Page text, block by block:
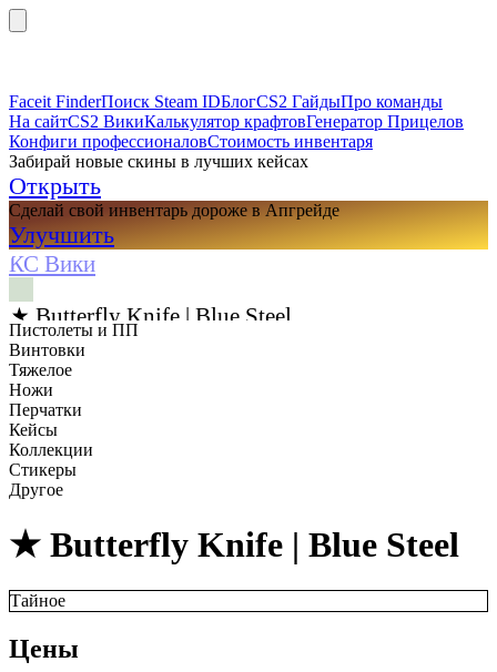
Faceit FinderПоиск Steam IDБлогCS2 ГайдыПро команды
На сайтCS2 ВикиКалькулятор крафтовГенератор Прицелов
Конфиги профессионаловСтоимость инвентаря
Забирай новые скины в лучших кейсах
Открыть
Сделай свой инвентарь дороже в Апгрейде
Улучшить
КС Вики
★ Butterfly Knife | Blue Steel
Пистолеты и ПП
Винтовки
Тяжелое
Ножи
Перчатки
Кейсы
Коллекции
Стикеры
Другое
★ Butterfly Knife | Blue Steel
Тайное
Цены